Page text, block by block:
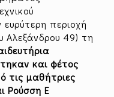
περιοχή
Αλεξάνδρου 49) τη
και φέτος
τις μαθήτριες
Ρούσση Ε